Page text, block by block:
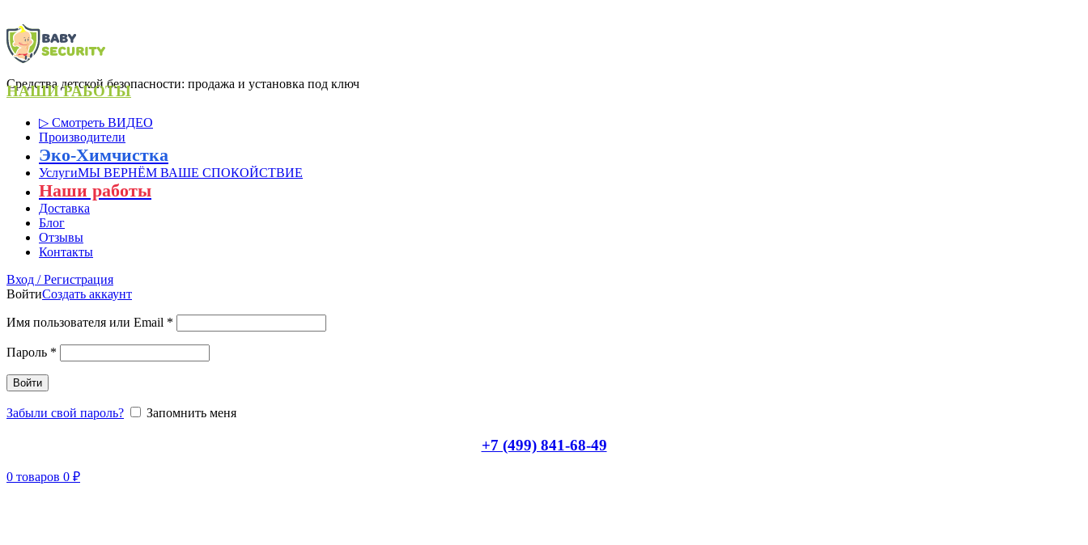
Средства детской безопасности: продажа и установка под ключ
НАШИ РАБОТЫ
▷ Смотреть ВИДЕО
Производители
Эко-Химчистка
УслугиМЫ ВЕРНЁМ ВАШЕ СПОКОЙСТВИЕ
Наши работы
Доставка
Блог
Отзывы
Контакты
Вход / Регистрация
ВойтиСоздать аккаунт
Имя пользователя или Email *
Пароль *
Войти
Забыли свой пароль? Запомнить меня
+7 (499) 841-68-49
0 товаров 0 ₽